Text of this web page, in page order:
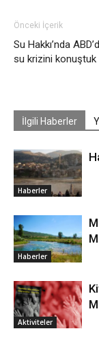
Önceki İçerik
Su Hakkı’nda
su krizini konuştuk
İlgili Haberler
Haberler
Haberler
Aktiviteler